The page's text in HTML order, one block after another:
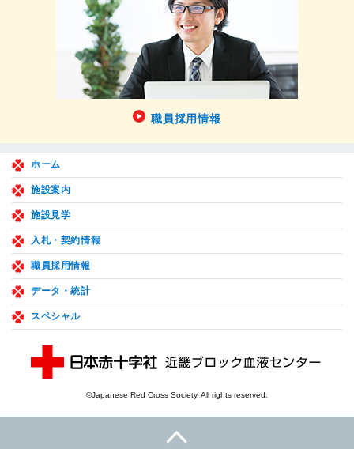
職員採用情報
ホーム
施設案内
施設見学
入札・契約情報
職員採用情報
データ・統計
スペシャル
©Japanese Red Cross Society. All rights reserved.